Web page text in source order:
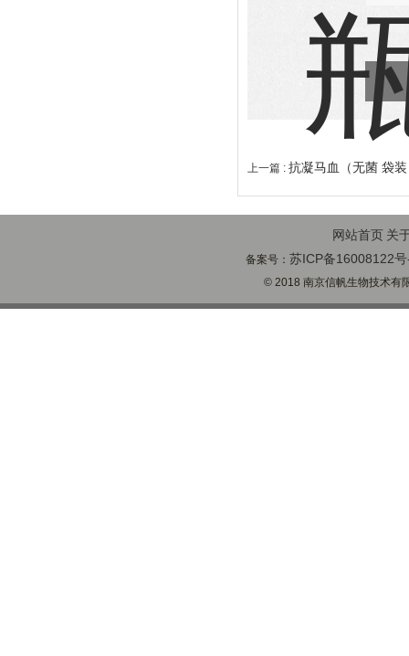
上一篇 : 抗凝马血（无菌 袋
网站首页 关
备案号： 苏ICP备16008122
© 2018 南京信帆生物技术有